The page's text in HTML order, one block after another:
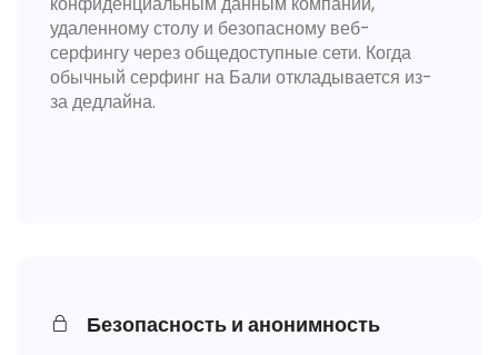
удаленному столу и безопасному веб-
серфингу через общедоступные сети. Когда
обычный серфинг на Бали откладывается из-
за дедлайна.
Безопасность и анонимность